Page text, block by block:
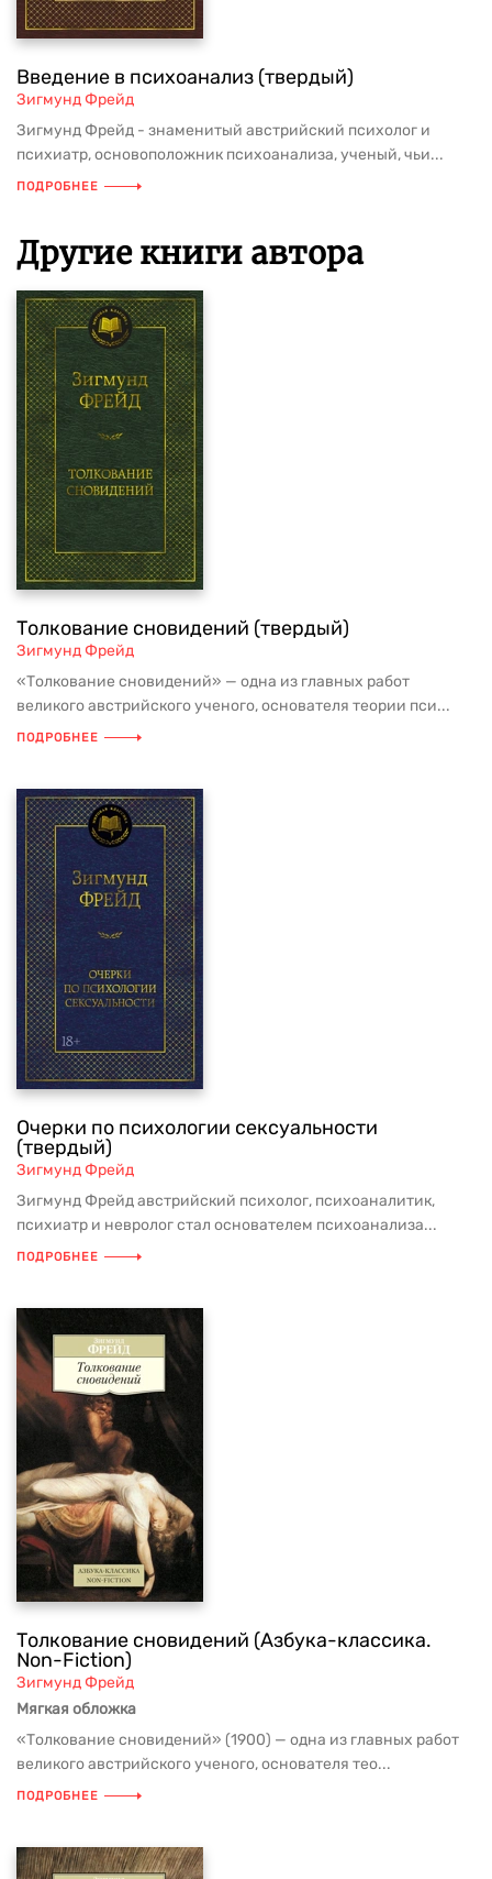
Введение в психоанализ (твердый)
Зигмунд Фрейд
Зигмунд Фрейд - знаменитый австрийский психолог и
психиатр, основоположник психоанализа, ученый, чьи...
ПОДРОБНЕЕ
Другие книги автора
Толкование сновидений (твердый)
Зигмунд Фрейд
«Толкование сновидений» — одна из главных работ
великого австрийского ученого, основателя теории пси...
ПОДРОБНЕЕ
Очерки по психологии сексуальности
(твердый)
Зигмунд Фрейд
Зигмунд Фрейд австрийский психолог, психоаналитик,
психиатр и невролог стал основателем психоанализа...
ПОДРОБНЕЕ
Толкование сновидений (Азбука-классика.
Non-Fiction)
Зигмунд Фрейд
Мягкая обложка
«Толкование сновидений» (1900) — одна из главных работ
великого австрийского ученого, основателя тео...
ПОДРОБНЕЕ